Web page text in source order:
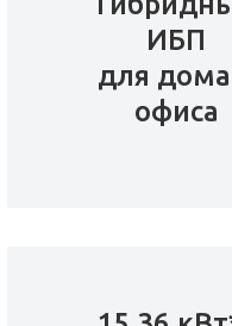
ИБП
для
офиса